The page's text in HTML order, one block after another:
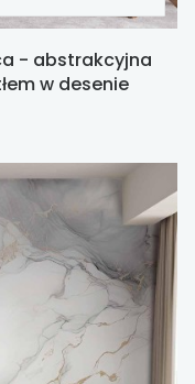
- abstrakcyjna
w desenie